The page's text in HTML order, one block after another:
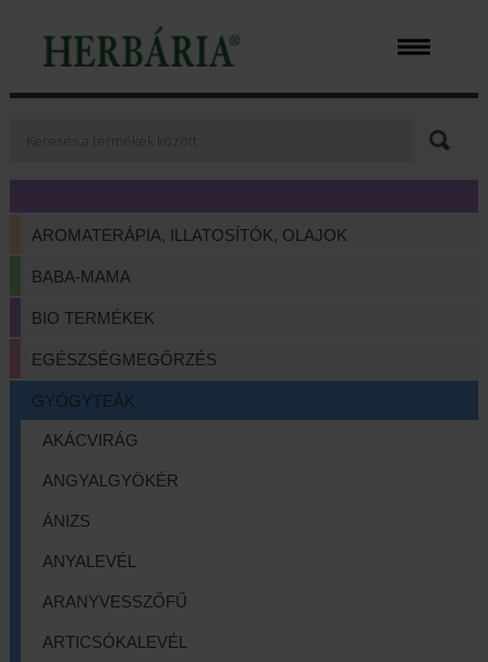
AROMATERÁPIA, ILLATOSÍTÓK, OLAJOK
BABA-MAMA
BIO TERMÉKEK
EGÉSZSÉGMEGŐRZÉS
GYÓGYTEÁK
AKÁCVIRÁG
ANGYALGYÖKÉR
ÁNIZS
ANYALEVÉL
ARANYVESSZŐFŰ
ARTICSÓKALEVÉL